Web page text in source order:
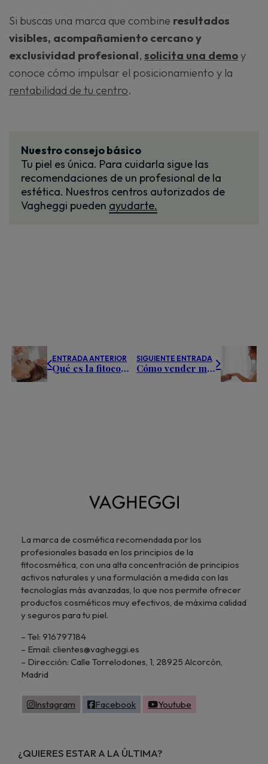
Si buscas una marca que combine resultados
visibles, acompañamiento cercano y
exclusividad profesional, solicita una demoy
conoce cómo impulsar el posicionamiento y la
rentabilidad de tu centro.
Nuestro consejo básico
Tu piel es única. Para cuidarla sigue las
recomendaciones de un profesional de la
estética. Nuestros centros autorizados de
Vagheggi pueden ayudarte.
ENTRADA ANTERIOR
Qué es la fitocosmética en estética y por qué es tendencia en centros profesionales
SIGUIENTE ENTRADA
Cómo vender más tratamientos corporales: 12 estrategias efectivas
La marca de cosmética recomendada por los
profesionales basada en los principios de la
fitocosmética, con una alta concentración de principios
activos naturales y una formulación a medida con las
tecnologías más avanzadas, lo que nos permite ofrecer
productos cosméticos muy efectivos, de máxima calidad
y seguros para tu piel.
– Tel: 916797184
– Email: clientes@vagheggi.es
– Dirección: Calle Torrelodones, 1, 28925 Alcorcón,
Madrid
Instagram Facebook Youtube
¿QUIERES ESTAR A LA ÚLTIMA?